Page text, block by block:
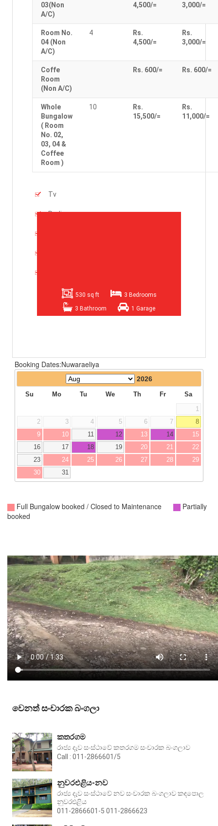
03(Non
A/C)
4,500/=
3,000/=
Room No.
04 (Non
A/C)
4
Rs.
4,500/=
Rs.
3,000/=
Coffe
Room
(Non A/C)
Rs. 600/= Rs. 600/=
Whole
Bungalow
( Room
No. 02,
03, 04 &
Coffee
Room )
10
Rs.
15,500/=
Rs.
11,000/=
Tv
Radio
530 sq ft
3 Bedrooms
3 Bathroom
1 Garage
වෙනත් සංචාරක බංගලා
කතරගම
රාජ්‍ය දැව සංස්ථාවේ කතරගම සංචාරක බංගලාව
Call : 011-2866601/5
නුවරඑළිය-නව
රාජ්‍ය දැව සංස්ථාවේ නව සංචාරක බංගලාව කඳපොල
නුවරඑළිය
011-2866601-5 011-2866623